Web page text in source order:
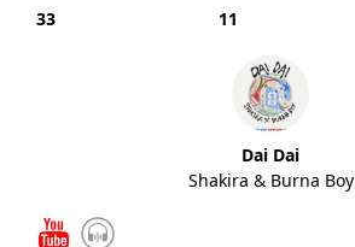
33 11
Dai Dai
Shakira & Burna Boy